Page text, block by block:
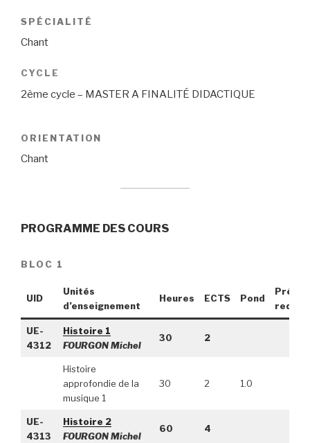
SPÉCIALITÉ
Chant
CYCLE
2ème cycle – MASTER A FINALITÉ DIDACTIQUE
ORIENTATION
Chant
PROGRAMME DES COURS
BLOC 1
UID
Unités
d’enseignement
Heures ECTS Pond
Pré-
requis
UE-
4312
Histoire 1
FOURGON Michel
30 2
Histoire
approfondie de la
musique 1
30 2 1.0
UE-
4313
Histoire 2
FOURGON Michel
60 4